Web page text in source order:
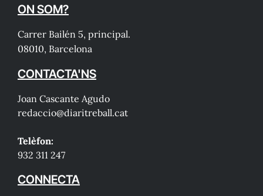
ON SOM?
Carrer Bailén 5, principal.
08010, Barcelona
CONTACTA'NS
Joan Cascante Agudo
redaccio@diaritreball.cat
Telèfon:
932 311 247
CONNECTA